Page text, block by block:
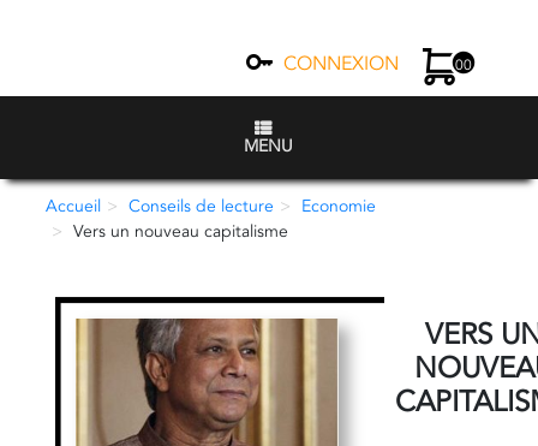
CONNEXION 00
MENU
Accueil Conseils de lecture
Economie
Vers un nouveau capitalisme
VERS